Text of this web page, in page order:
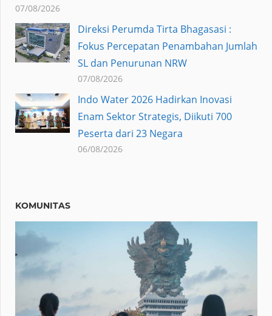
07/08/2026
Direksi Perumda Tirta Bhagasasi :
Fokus Percepatan Penambahan Jumlah
SL dan Penurunan NRW
07/08/2026
Indo Water 2026 Hadirkan Inovasi
Enam Sektor Strategis, Diikuti 700
Peserta dari 23 Negara
06/08/2026
KOMUNITAS